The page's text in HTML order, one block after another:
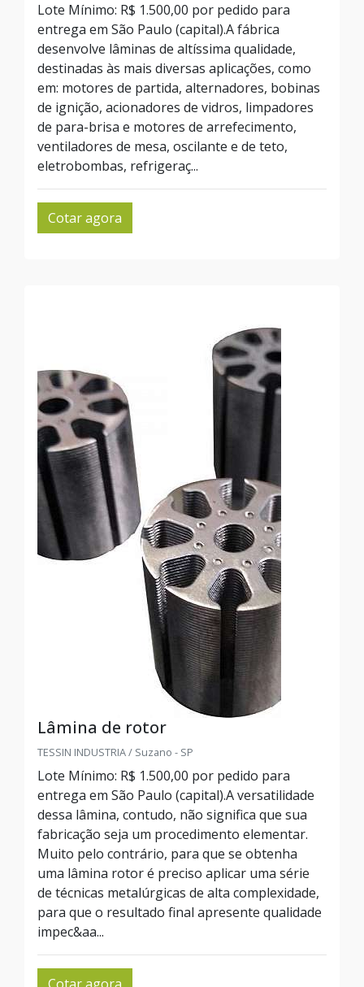
Lote Mínimo: R$ 1.500,00 por pedido para
entrega em São Paulo (capital).A fábrica
desenvolve lâminas de altíssima qualidade,
destinadas às mais diversas aplicações, como
em: motores de partida, alternadores, bobinas
de ignição, acionadores de vidros, limpadores
de para-brisa e motores de arrefecimento,
ventiladores de mesa, oscilante e de teto,
eletrobombas, refrigeraç...
Cotar agora
Lâmina de rotor
TESSIN INDUSTRIA / Suzano - SP
Lote Mínimo: R$ 1.500,00 por pedido para
entrega em São Paulo (capital).A versatilidade
dessa lâmina, contudo, não significa que sua
fabricação seja um procedimento elementar.
Muito pelo contrário, para que se obtenha
uma lâmina rotor é preciso aplicar uma série
de técnicas metalúrgicas de alta complexidade,
para que o resultado final apresente qualidade
impec&aa...